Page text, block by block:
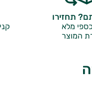
תחזירו
מלא
המוצר